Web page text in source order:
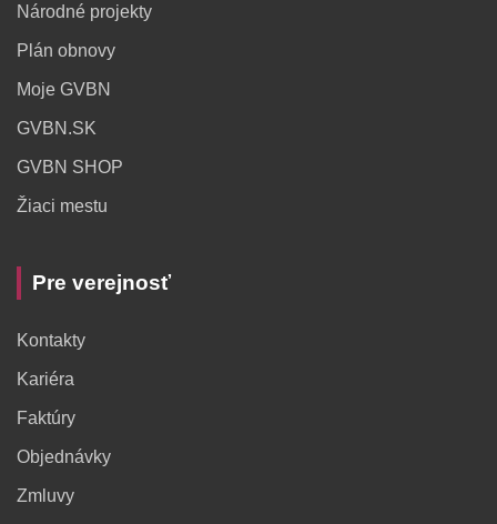
Národné projekty
Plán obnovy
Moje GVBN
GVBN.SK
GVBN SHOP
Žiaci mestu
Pre verejnosť
Kontakty
Kariéra
Faktúry
Objednávky
Zmluvy